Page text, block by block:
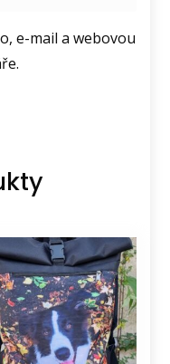
e-mail a webovou